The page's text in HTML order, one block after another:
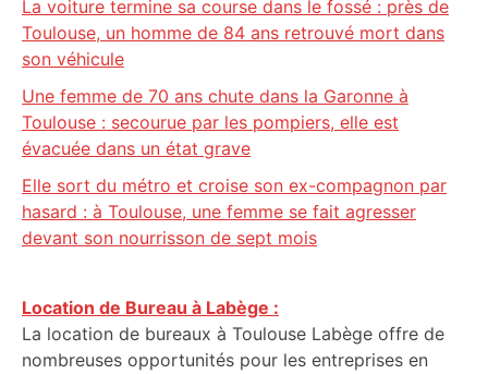
La voiture termine sa course dans le fossé : près de
Toulouse, un homme de 84 ans retrouvé mort dans
son véhicule
Une femme de 70 ans chute dans la Garonne à
Toulouse : secourue par les pompiers, elle est
évacuée dans un état grave
Elle sort du métro et croise son ex-compagnon par
hasard : à Toulouse, une femme se fait agresser
devant son nourrisson de sept mois
Location de Bureau à Labège :
La location de bureaux à Toulouse Labège offre de
nombreuses opportunités pour les entreprises en